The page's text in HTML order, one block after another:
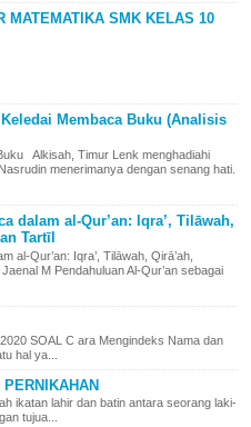
MATEMATIKA SMK KELAS 10
Membaca Buku (Analisis
Alkisah, Timur Lenk menghadiahi
menerimanya dengan senang hati.
dalam al-Qur’an: Iqra’, Tilāwah,
Tartīl
al-Qur’an: Iqra’, Tilāwah, Qirā’ah,
M Pendahuluan Al-Qur’an sebagai
SOAL C ara Mengindeks Nama dan
hal ya...
ikatan lahir dan batin antara seorang laki-
tujua...